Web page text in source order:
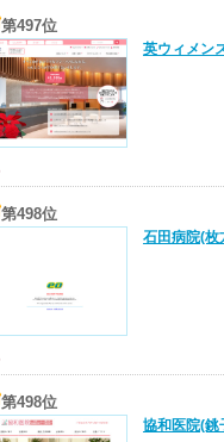
第497位
英ウィメン
第498位
石田病院(枚
第498位
協和医院(銚